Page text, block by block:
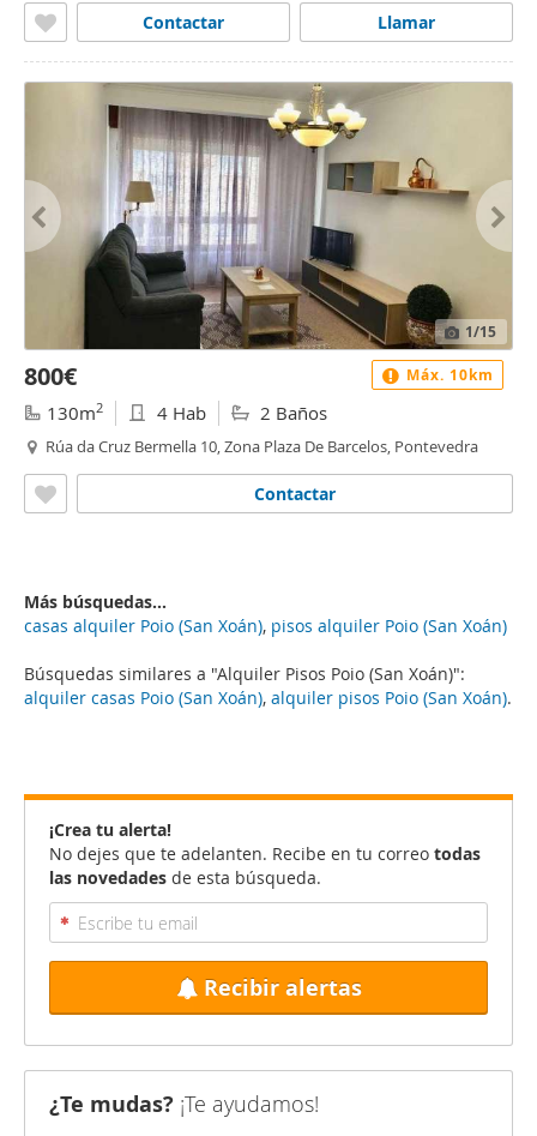
Búsquedas similares a "Alquiler Pisos Poio (San Xoán)":
alquiler casas Poio (San Xoán), alquiler pisos Poio (San Xoán).
Llamar
Contactar
1/15
800€
130m2 4 Hab 2 Baños
Rúa da Cruz Bermella 10, Zona Plaza De Barcelos, Pontevedra
Contactar
Máx. 10km
Más búsquedas...
casas alquiler Poio (San Xoán), pisos alquiler Poio (San Xoán)
¡Crea tu alerta!
No dejes que te adelanten. Recibe en tu correo todas
las novedades de esta búsqueda.
Recibir alertas
¿Te mudas? ¡Te ayudamos!